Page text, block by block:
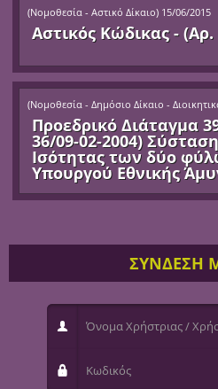
(Νομοθεσία - Αστικό Δίκαιο) 15/06/2015
Αστικός Κώδικας - (Αρ.
(Νομοθεσία - Δημόσιο Δίκαιο -
Προεδρικό Διάταγμα
36/09-02-2004)
Ισότητας των δύο
Υπουργού Εθνικής
ΣΥΝΔΕΣΗ
Όνομα Χρήστριας / Χρήστη
Κωδικός